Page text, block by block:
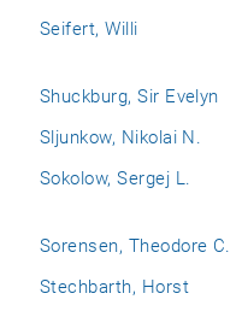
Seifert, Willi
Shuckburg, Sir Evelyn
Sljunkow, Nikolai N.
Sokolow, Sergej L.
Sorensen, Theodore C.
Stechbarth, Horst